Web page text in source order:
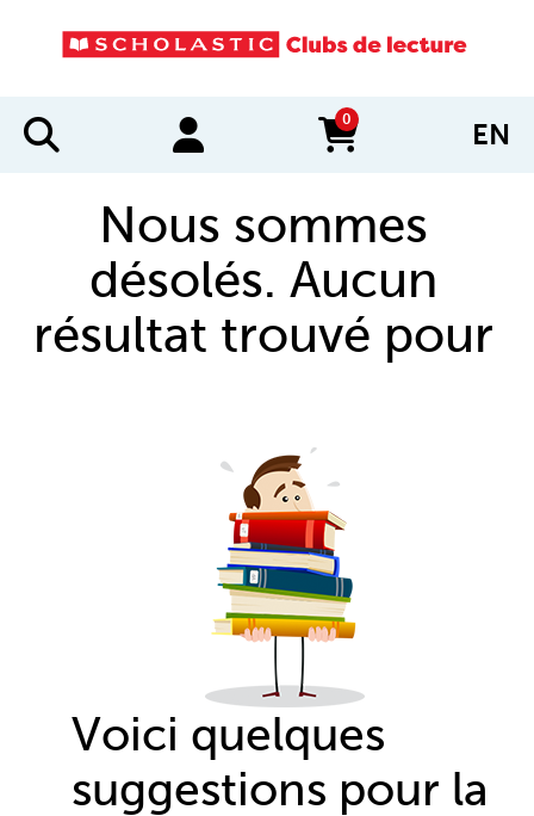
0
items in cart EN
Nous sommes
désolés. Aucun
résultat trouvé pour
Voici quelques
suggestions pour la